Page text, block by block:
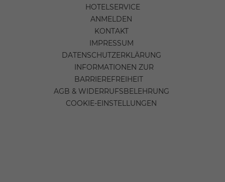
HOTELSERVICE
ANMELDEN
KONTAKT
IMPRESSUM
DATENSCHUTZERKLÄRUNG
INFORMATIONEN ZUR
BARRIEREFREIHEIT
AGB & WIDERRUFSBELEHRUNG
COOKIE-EINSTELLUNGEN